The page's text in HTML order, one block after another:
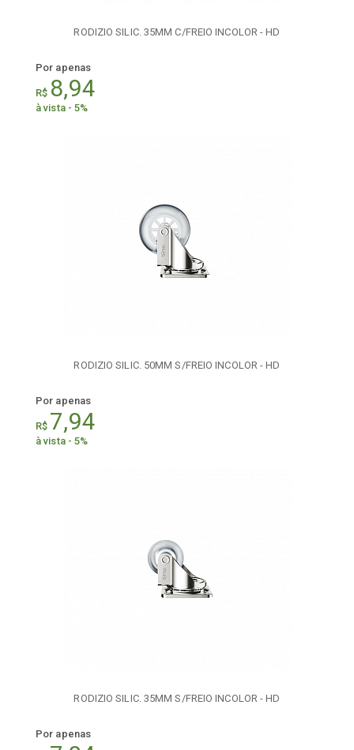
RODIZIO SILIC. 35MM C/FREIO INCOLOR - HD
Por apenas
R$ 8,94
à vista - 5%
RODIZIO SILIC. 50MM S/FREIO INCOLOR - HD
Por apenas
R$ 7,94
à vista - 5%
RODIZIO SILIC. 35MM S/FREIO INCOLOR - HD
Por apenas